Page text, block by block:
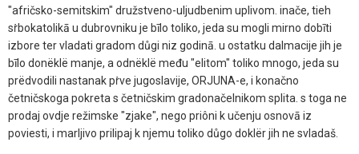
"afričsko-semitskim" družstveno-uljudbenim uplivom. inače, tieh
sṙbokatolikā u dubrovniku je bīlo toliko, jeda su mogli mirno dobīti
izbore ter vladati gradom důgi niz godinā. u ostatku dalmacije jih je
bīlo donëklë manje, a odnëklë među "elitom" toliko mnogo, jeda su
prëdvodili nastanak pṙve jugoslavije, ORJUNA-e, i konačno
četničskoga pokreta s četničskim gradonačelnikom splita. s toga ne
prodaj ovdje režimske "zjake", nego priôni k učenju osnovā iz
poviesti, i marljivo prilipaj k njemu toliko důgo doklër jih ne svladaš.